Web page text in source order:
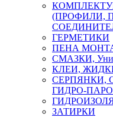
(ПРОФИЛИ,
ГЕРМЕТИКИ
ПЕНА
СМАЗКИ,
КЛЕИ,
СЕРПЯНКИ,
ГИДРО-
ЗАТИРКИ